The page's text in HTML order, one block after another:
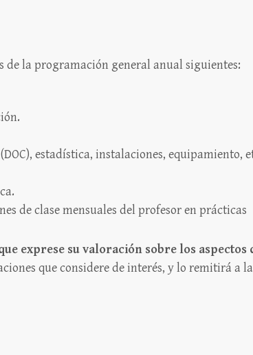
de la programación general anual siguientes:
estadística, instalaciones, equipamiento,
de clase mensuales del profesor en prácticas
exprese su valoración sobre los aspectos
que considere de interés, y lo remitirá a